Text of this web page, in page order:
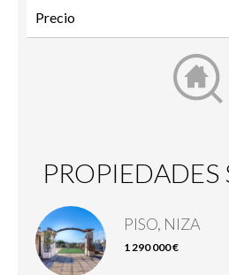
PROPIEDADES
PISO, NIZA
1 290 000 €